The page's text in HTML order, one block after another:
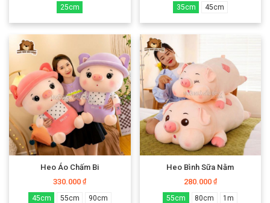
25cm 35cm 45cm
Heo Áo Chấm Bi
330.000₫
45cm 55cm 90cm
Heo Bình Sữa Nằm
280.000 ₫
55cm 80cm 1m